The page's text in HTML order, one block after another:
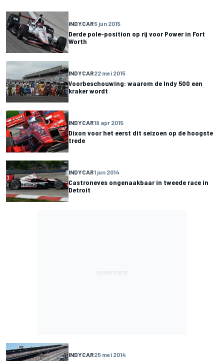
INDYCAR5 jun 2015
Derde pole-position op rij voor Power in Fort
Worth
INDYCAR22 mei 2015
Voorbeschouwing: waarom de Indy 500 een
kraker wordt
INDYCAR19 apr 2015
Dixon voor het eerst dit seizoen op de hoogste
trede
INDYCAR1 jun 2014
Castroneves ongenaakbaar in tweede race in
Detroit
INDYCAR25 mei 2014